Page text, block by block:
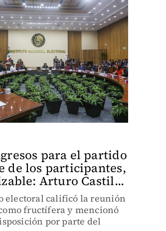
para el partido
de los participantes,
Arturo Castil...
electoral calificó la reunión
fructífera y mencionó
por parte del